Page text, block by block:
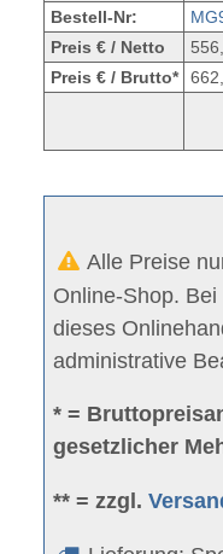
Bestell-Nr:
Preis € / Netto
Preis € / Brutto*
Alle Preise
Online-Shop.
dieses
administrative
* =
gesetzlicher
** = zzgl.